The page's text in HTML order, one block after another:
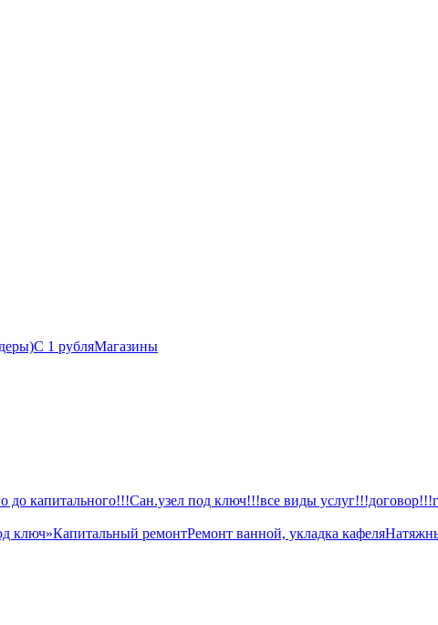
С 1 рубляМагазины
до капитального!!!Сан.узел под ключ!!!все виды
ключ»Капитальный ремонтРемонт ванной, укладка кафеля